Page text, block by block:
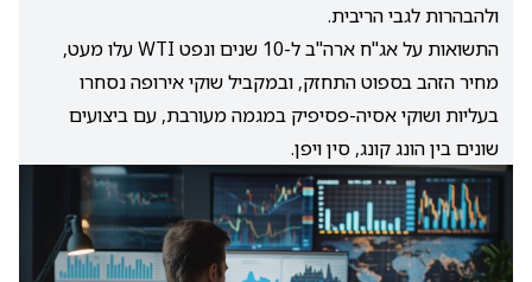
ולהבהרות לגבי הריבית.
התשואות על אג"ח ארה"ב ל-10 שנים ונפט WTI עלו מעט,
מחיר הזהב בספוט התחזק, ובמקביל שוקי אירופה נסחרו
בעליות ושוקי אסיה-פסיפיק במגמה מעורבת, עם ביצועים
שונים בין הונג קונג, סין ויפן.